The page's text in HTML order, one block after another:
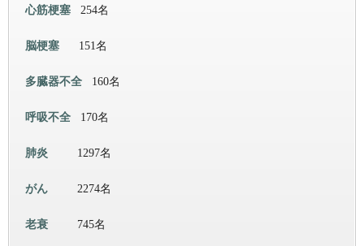
心筋梗塞 254名
脳梗塞 151名
多臓器不全 160名
呼吸不全 170名
肺炎 1297名
がん 2274名
老衰 745名